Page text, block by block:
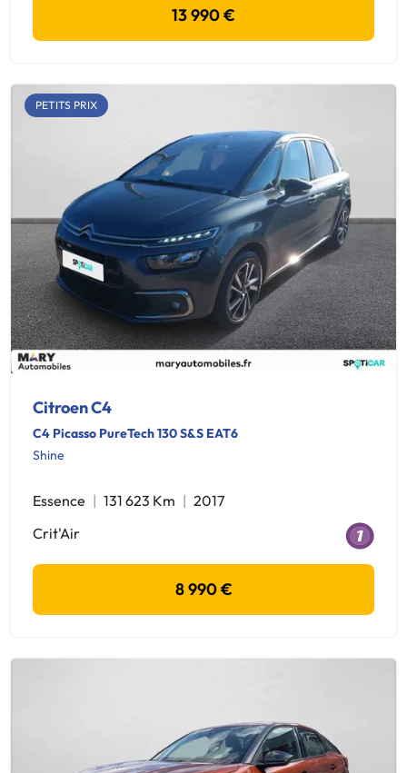
13 990 €
PETITS PRIX
Citroen C4
C4 Picasso PureTech 130 S&S EAT6
Shine
Essence 131 623 Km
2017
Crit'Air
8 990 €